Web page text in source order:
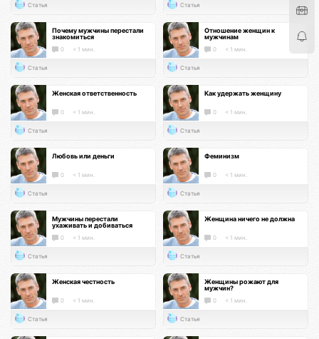
Статья Статья
Почему мужчины перестали
знакомиться
0 < 1 мин.
Статья
Отношение женщин к
мужчинам
0 < 1 мин.
Статья
Женская ответственность
0 < 1 мин.
Статья
Как удержать женщину
0 < 1 мин.
Статья
Любовь или деньги
0 < 1 мин.
Статья
Феминизм
0 < 1 мин.
Статья
Мужчины перестали
ухаживать и добиваться
0 < 1 мин.
Статья
Женщина ничего не должна
0 < 1 мин.
Статья
Женская честность
0 < 1 мин.
Статья
Женщины рожают для
мужчин?
0 < 1 мин.
Статья